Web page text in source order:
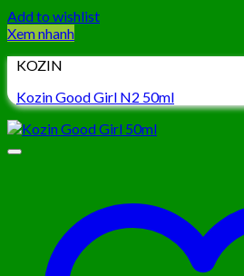
Add to wishlist
Xem nhanh
KOZIN
Kozin Good Girl N2 50ml